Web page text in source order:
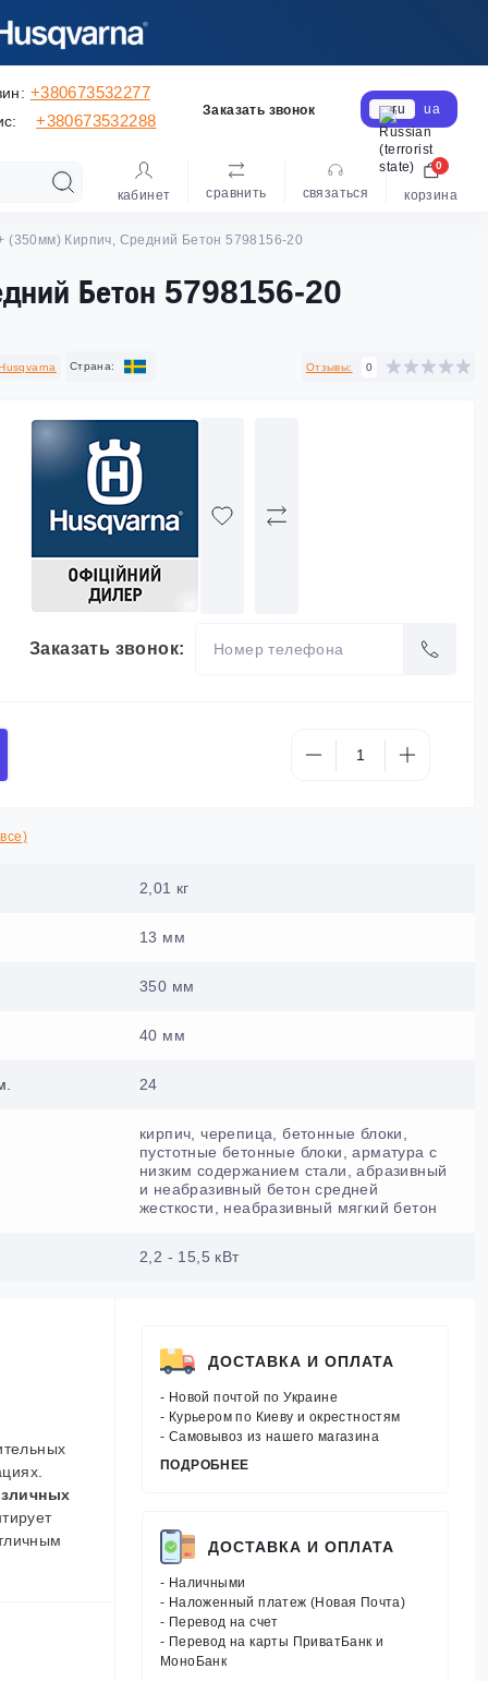
+380673532277
+380673532288
Заказать звонок ru ua
кабинет сравнить cвязаться корзина
0
(350мм) Кирпич, Средний Бетон 5798156-20
Бетон 5798156-20
Cтрана: Отзывы: 0
Заказать звонок:
2,01 кг
13 мм
350 мм
40 мм
24
кирпич, черепица, бетонные блоки,
пустотные бетонные блоки, арматура с
низким содержанием стали, абразивный
и неабразивный бетон средней
жесткости, неабразивный мягкий бетон
2,2 - 15,5 кВт
ДОСТАВКА И ОПЛАТА
- Новой почтой по Украине
- Курьером по Киеву и окрестностям
- Самовывоз из нашего магазина
ПОДРОБНЕЕ
ДОСТАВКА И ОПЛАТА
- Наличными
- Наложенный платеж (Новая Почта)
- Перевод на счет
- Перевод на карты ПриватБанк и
МоноБанк